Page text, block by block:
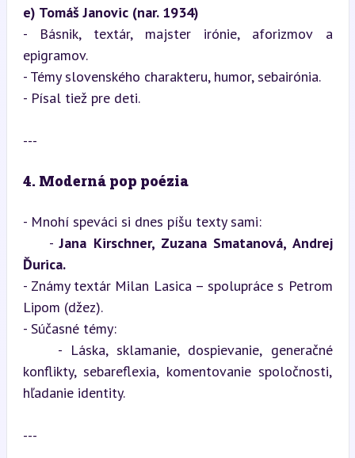
e) Tomáš Janovic (nar. 1934)
- Básnik, textár, majster irónie, aforizmov a
epigramov.
- Témy slovenského charakteru, humor, sebairónia.
- Písal tiež pre deti.
---
4. Moderná pop poézia
- Mnohí speváci si dnes píšu texty sami:
    -
Jana Kirschner, Zuzana Smatanová, Andrej
Ďurica.
- Známy textár Milan Lasica – spolupráce s Petrom
Lipom (džez).
- Súčasné témy:
konflikty, sebareflexia, komentovanie spoločnosti,
hľadanie identity.
---